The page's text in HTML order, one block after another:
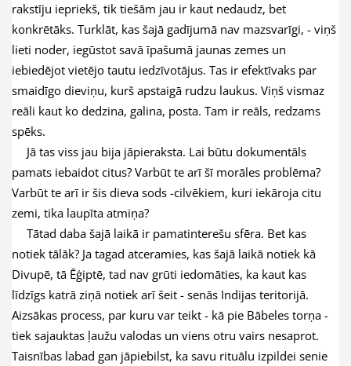
rakstīju iepriekš, tik tiešām jau ir kaut nedaudz, bet
konkrētāks. Turklāt, kas šajā gadījumā nav mazsvarīgi, - viņš
lieti noder, iegūstot savā īpašumā jaunas zemes un
iebiedējot vietējo tautu iedzīvotājus. Tas ir efektīvaks par
smaidīgo dieviņu, kurš apstaigā rudzu laukus. Viņš vismaz
reāli kaut ko dedzina, galina, posta. Tam ir reāls, redzams
spēks.
Jā tas viss jau bija jāpieraksta. Lai būtu dokumentāls
pamats iebaidot citus? Varbūt te arī šī morāles problēma?
Varbūt te arī ir šis dieva sods -cilvēkiem, kuri iekāroja citu
zemi, tika laupīta atmiņa?
Tātad daba šajā laikā ir pamatinterešu sfēra. Bet kas
notiek tālāk? Ja tagad atceramies, kas šajā laikā notiek kā
Divupē, tā Ēģiptē, tad nav grūti iedomāties, ka kaut kas
līdzīgs katrā ziņā notiek arī šeit - senās Indijas teritorijā.
Aizsākas process, par kuru var teikt - kā pie Bābeles torņa -
tiek sajauktas ļaužu valodas un viens otru vairs nesaprot.
Taisnības labad gan jāpiebilst, ka savu rituālu izpildei senie